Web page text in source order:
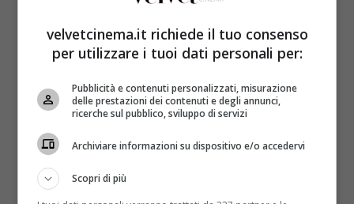
velvetcinema.it richiede il tuo consenso
per utilizzare i tuoi dati personali per:
Pubblicità e contenuti personalizzati, misurazione
delle prestazioni dei contenuti e degli annunci,
ricerche sul pubblico, sviluppo di servizi
Archiviare informazioni su dispositivo e/o accedervi
Scopri di più